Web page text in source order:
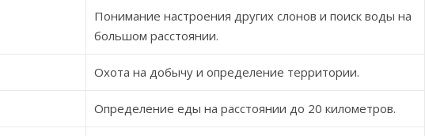
Понимание настроения других слонов и поиск воды на
большом расстоянии.
Охота на добычу и определение территории.
Определение еды на расстоянии до 20 километров.